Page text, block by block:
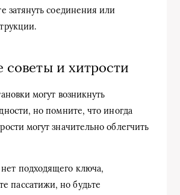
затянуть соединения или
советы и хитрости
могут возникнуть
но помните, что иногда
могут значительно облегчить
нет подходящего ключа,
пассатижи, но будьте